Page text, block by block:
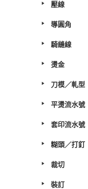
壓線
導圓角
騎縫線
燙金
刀模／軋型
平燙流水號
套印流水號
糊頭／打釘
裁切
裝訂